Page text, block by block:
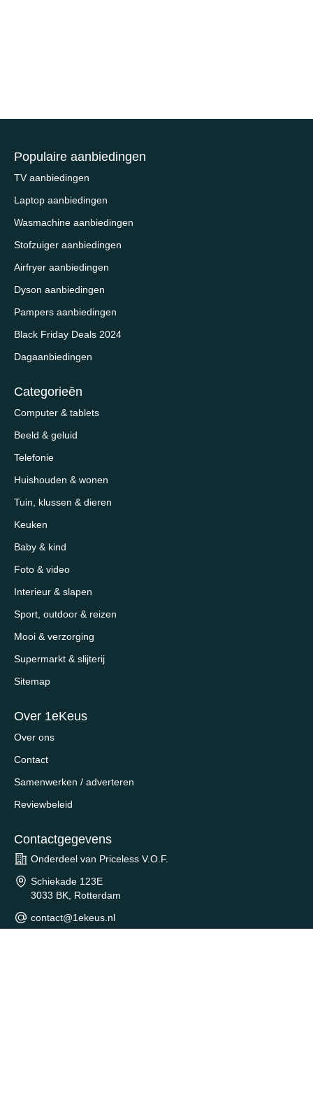
Populaire aanbiedingen
TV aanbiedingen
Laptop aanbiedingen
Wasmachine aanbiedingen
Stofzuiger aanbiedingen
Airfryer aanbiedingen
Dyson aanbiedingen
Pampers aanbiedingen
Black Friday Deals 2024
Dagaanbiedingen
Categorieēn
Computer & tablets
Beeld & geluid
Telefonie
Huishouden & wonen
Tuin, klussen & dieren
Keuken
Baby & kind
Foto & video
Interieur & slapen
Sport, outdoor & reizen
Mooi & verzorging
Supermarkt & slijterij
Sitemap
Over 1eKeus
Over ons
Contact
Samenwerken / adverteren
Reviewbeleid
Contactgegevens
Onderdeel van Priceless V.O.F.
Schiekade 123E
3033 BK, Rotterdam
contact@1ekeus.nl